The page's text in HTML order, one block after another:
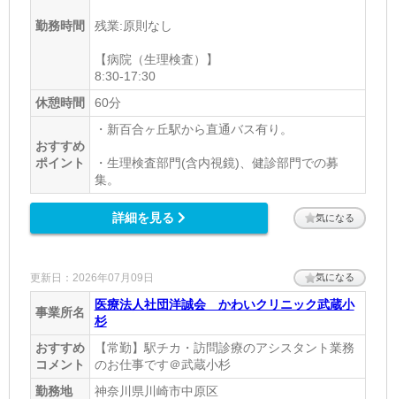
勤務時間 残業:原則なし
【病院（生理検査）】
8:30-17:30
休憩時間
60分
おすすめ
ポイント
・新百合ヶ丘駅から直通バス有り。
・生理検査部門(含内視鏡)、健診部門での募
集。
詳細を見る 気になる
更新日：2026年07月09日 気になる
事業所名
医療法人社団洋誠会 かわいクリニック武蔵小
杉
おすすめ
コメント
【常勤】駅チカ・訪問診療のアシスタント業務
のお仕事です＠武蔵小杉
勤務地
神奈川県川崎市中原区